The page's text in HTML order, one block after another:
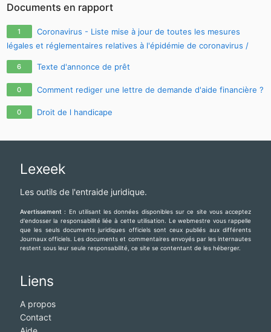
Documents en rapport
1
Coronavirus - Liste mise à jour de toutes les mesures
légales et réglementaires relatives à l'épidémie de coronavirus /
covid-19 / sars-cov-2
6 Texte d'annonce de prêt
0 Comment rediger une lettre de demande d'aide financière ?
0 Droit de l handicape
Lexeek
Les outils de l'entraide juridique.
Avertissement : En utilisant les données disponibles sur ce site vous acceptez
d'endosser la responsabilité liée à cette utilisation. Le webmestre vous rappelle
que les seuls documents juridiques officiels sont ceux publiés aux différents
Journaux officiels. Les documents et commentaires envoyés par les internautes
restent sous leur seule responsabilité, ce site se contentant de les héberger.
Liens
A propos
Contact